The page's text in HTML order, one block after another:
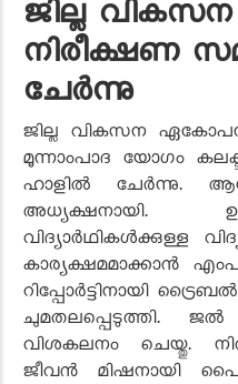
ജില്ല
നിരീക്ഷണ
ചേര്‍ന്നു
ജില്ല വികസന
മൂന്നാംപാദ യോഗം
ഹാളില്‍ ചേര്‍ന്നു.
അധ്യക്ഷനായി.
വിദ്യാര്‍ഥികള്‍ക്കുള്ള
കാര്യക്ഷമമാക്കാന്‍
റിപ്പോര്‍ട്ടിനായി
ചുമതലപ്പെടുത്തി.
വിശകലനം ചെയ്തു.
ജീവന്‍ മിഷനായി